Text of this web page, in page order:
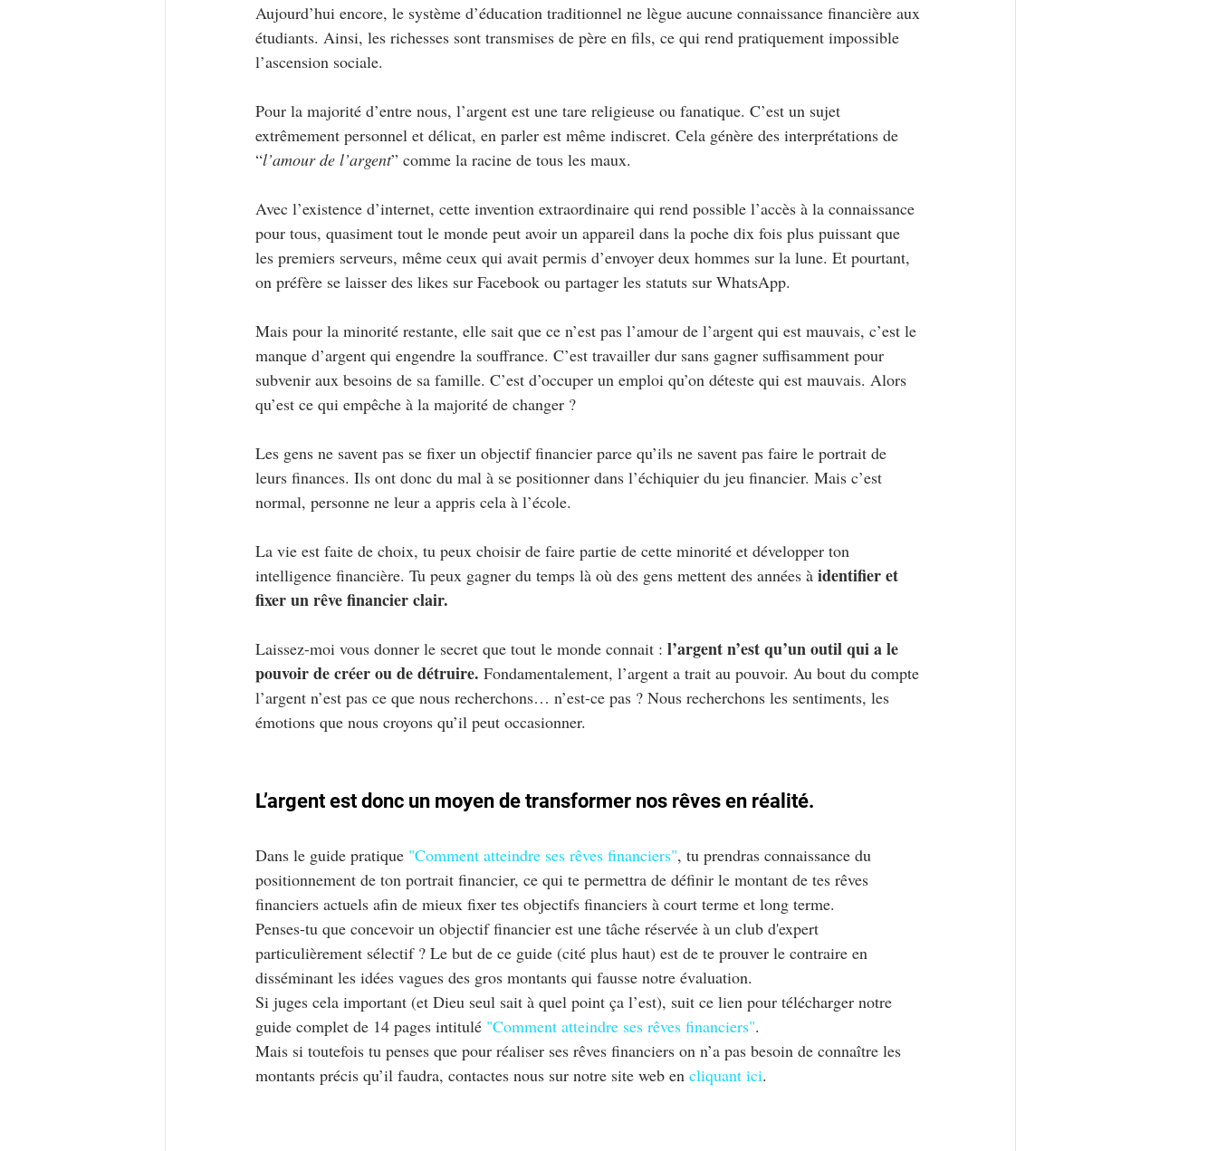
Aujourd’hui encore, le système d’éducation traditionnel ne lègue aucune connaissance financière aux
étudiants. Ainsi, les richesses sont transmises de père en fils, ce qui rend pratiquement impossible
l’ascension sociale.
Pour la majorité d’entre nous, l’argent est une tare religieuse ou fanatique. C’est un sujet
extrêmement personnel et délicat, en parler est même indiscret. Cela génère des interprétations de
“l’amour de l’argent” comme la racine de tous les maux.
Avec l’existence d’internet, cette invention extraordinaire qui rend possible l’accès à la connaissance
pour tous, quasiment tout le monde peut avoir un appareil dans la poche dix fois plus puissant que
les premiers serveurs, même ceux qui avait permis d’envoyer deux hommes sur la lune. Et pourtant,
on préfère se laisser des likes sur Facebook ou partager les statuts sur WhatsApp.
Mais pour la minorité restante, elle sait que ce n’est pas l’amour de l’argent qui est mauvais, c’est le
manque d’argent qui engendre la souffrance. C’est travailler dur sans gagner suffisamment pour
subvenir aux besoins de sa famille. C’est d’occuper un emploi qu’on déteste qui est mauvais. Alors
qu’est ce qui empêche à la majorité de changer ?
Les gens ne savent pas se fixer un objectif financier parce qu’ils ne savent pas faire le portrait de
leurs finances. Ils ont donc du mal à se positionner dans l’échiquier du jeu financier. Mais c’est
normal, personne ne leur a appris cela à l’école.
La vie est faite de choix, tu peux choisir de faire partie de cette minorité et développer ton
intelligence financière. Tu peux gagner du temps là où des gens mettent des années à identifier et
fixer un rêve financier clair.
Laissez-moi vous donner le secret que tout le monde connait : l’argent n’est qu’un outil qui a le
pouvoir de créer ou de détruire. Fondamentalement, l’argent a trait au pouvoir. Au bout du compte
l’argent n’est pas ce que nous recherchons… n’est-ce pas ? Nous recherchons les sentiments, les
émotions que nous croyons qu’il peut occasionner.
L’argent est donc un moyen de transformer nos rêves en réalité.
Dans le guide pratique "Comment atteindre ses rêves financiers", tu prendras connaissance du
positionnement de ton portrait financier, ce qui te permettra de définir le montant de tes rêves
financiers actuels afin de mieux fixer tes objectifs financiers à court terme et long terme.
Penses-tu que concevoir un objectif financier est une tâche réservée à un club d'expert
particulièrement sélectif ? Le but de ce guide (cité plus haut) est de te prouver le contraire en
disséminant les idées vagues des gros montants qui fausse notre évaluation.
Si juges cela important (et Dieu seul sait à quel point ça l’est), suit ce lien pour télécharger notre
guide complet de 14 pages intitulé "Comment atteindre ses rêves financiers".
Mais si toutefois tu penses que pour réaliser ses rêves financiers on n’a pas besoin de connaître les
montants précis qu’il faudra, contactes nous sur notre site web en cliquant ici.